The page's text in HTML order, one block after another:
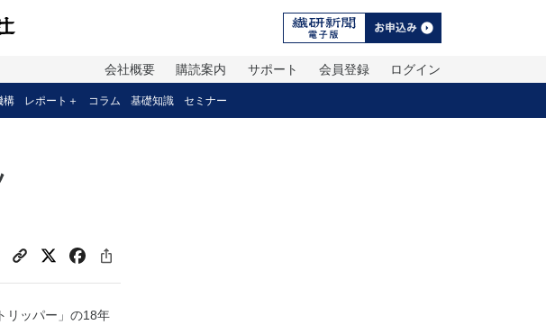
ログイン
会員登録
サポート
購読案内
会社概要
構 レポート＋ コラム 基礎知識 セミナー
リッパー」の18年